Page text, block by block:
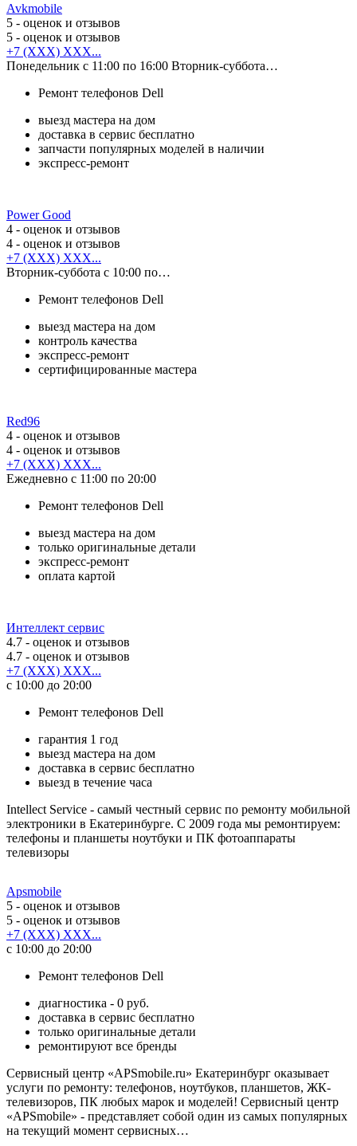
Avkmobile
5 - оценок и отзывов
5 - оценок и отзывов
+7 (XXX) XXX...
Понедельник с 11:00 по 16:00 Вторник-суббота…
Ремонт телефонов Dell
выезд мастера на дом
доставка в сервис бесплатно
запчасти популярных моделей в наличии
экспресс-ремонт
Power Good
4 - оценок и отзывов
4 - оценок и отзывов
+7 (XXX) XXX...
Вторник-суббота с 10:00 по…
Ремонт телефонов Dell
выезд мастера на дом
контроль качества
экспресс-ремонт
сертифицированные мастера
Red96
4 - оценок и отзывов
4 - оценок и отзывов
+7 (XXX) XXX...
Ежедневно с 11:00 по 20:00
Ремонт телефонов Dell
выезд мастера на дом
только оригинальные детали
экспресс-ремонт
оплата картой
Интеллект сервис
4.7 - оценок и отзывов
4.7 - оценок и отзывов
+7 (XXX) XXX...
с 10:00 до 20:00
Ремонт телефонов Dell
гарантия 1 год
выезд мастера на дом
доставка в сервис бесплатно
выезд в течение часа
Intellect Service - самый честный сервис по ремонту мобильной
электроники в Екатеринбурге. С 2009 года мы ремонтируем:
телефоны и планшеты ноутбуки и ПК фотоаппараты
телевизоры
Apsmobile
5 - оценок и отзывов
5 - оценок и отзывов
+7 (XXX) XXX...
с 10:00 до 20:00
Ремонт телефонов Dell
диагностика - 0 руб.
доставка в сервис бесплатно
только оригинальные детали
ремонтируют все бренды
Сервисный центр «APSmobile.ru» Екатеринбург оказывает
услуги по ремонту: телефонов, ноутбуков, планшетов, ЖК-
телевизоров, ПК любых марок и моделей! Сервисный центр
«APSmobile» - представляет собой один из самых популярных
на текущий момент сервисных…